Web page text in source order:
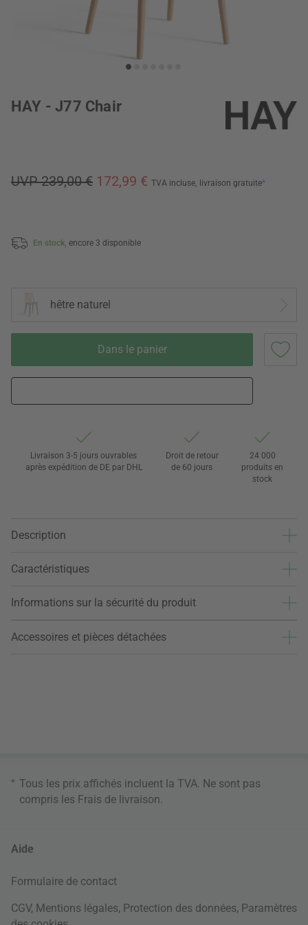
HAY - J77 Chair
UVP 239,00 € 172,99 € TVA incluse, livraison gratuite*
En stock, encore 3 disponible
hêtre naturel
Dans le panier
Livraison 3-5 jours ouvrables
après expédition de DE par DHL
Droit de retour
de 60 jours
24 000
produits en
stock
Description
Caractéristiques
Informations sur la sécurité du produit
Accessoires et pièces détachées
* Tous les prix affichés incluent la TVA. Ne sont pas
compris les Frais de livraison
Aide
Formulaire de contact
CGV, Mentions légales, Protection des données, Paramètres